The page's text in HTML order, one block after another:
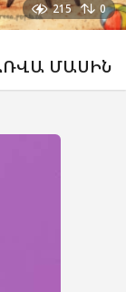
215 0
ՄԱՍԻՆ